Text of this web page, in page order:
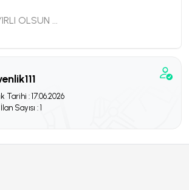
Tarihi : 17.06.2026
Sayısı : 1
OLSUN ...